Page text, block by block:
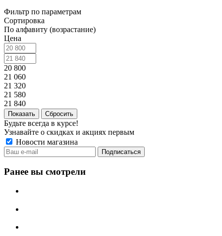
Фильтр по параметрам
Сортировка
По алфавиту (возрастание)
Цена
20 800
21 060
21 320
21 580
21 840
Сбросить
Будьте всегда в курсе!
Узнавайте о скидках и акциях первым
Новости магазина
Ранее вы смотрели